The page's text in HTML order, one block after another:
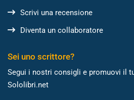
Scrivi una recensione
Diventa un collaboratore
Sei uno scrittore?
Segui i nostri consigli e promuovi il
Sololibri.net